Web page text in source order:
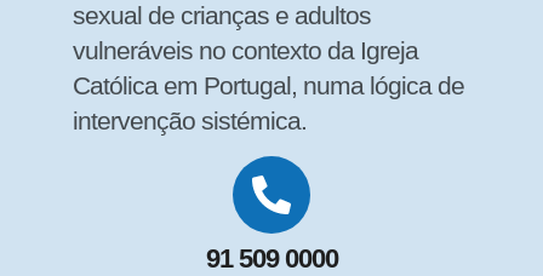
sexual de crianças e adultos
vulneráveis no contexto da Igreja
Católica em Portugal, numa lógica de
intervenção sistémica.
91 509 0000